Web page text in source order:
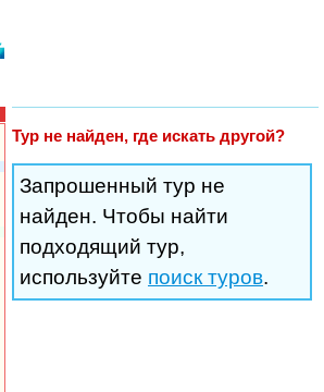
Тур не найден, где искать другой?
Запрошенный тур не
найден. Чтобы найти
подходящий тур,
используйте поиск туров.